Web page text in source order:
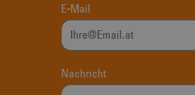
E-Mail
Nachricht